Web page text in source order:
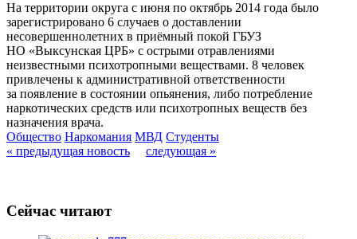
На территории округа с июня по октябрь 2014 года было
зарегистрировано 6 случаев о доставлении
несовершеннолетних в приёмный покой ГБУЗ
НО «Выксунская ЦРБ» с острыми отравлениями
неизвестными психотропными веществами. 8 человек
привлечены к административной ответственности
за появление в состоянии опьянения, либо потребление
наркотических средств или психотропных веществ без
назначения врача.
Общество Наркомания МВД Студенты
« предыдущая новость
следующая »
Сейчас читают